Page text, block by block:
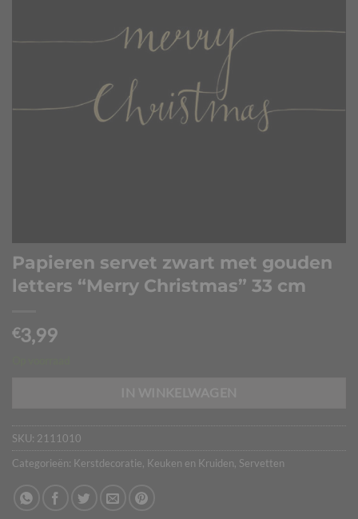
Papieren servet zwart met gouden
letters “Merry Christmas” 33 cm
€3,99
SKU: 2111010
Categorieën: Kerstdecoratie, Keuken en Kruiden, Servetten